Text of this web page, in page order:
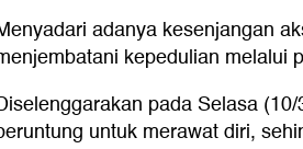
adanya kesenjangan
kepedulian melalui
pada Selasa
untuk merawat diri,